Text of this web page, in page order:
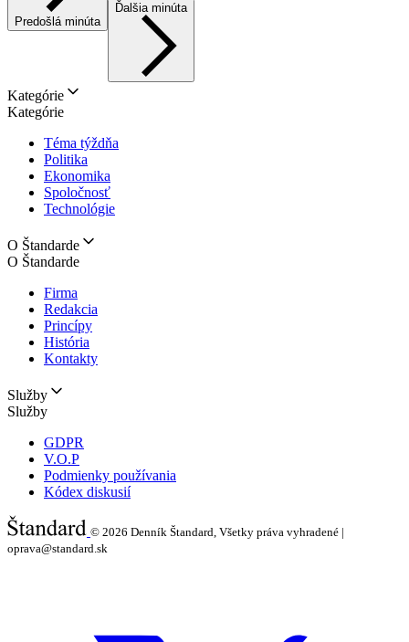
Predošlá minúta
Ďalšia minúta
Kategórie
Kategórie
Téma týždňa
Politika
Ekonomika
Spoločnosť
Technológie
O Štandarde
O Štandarde
Firma
Redakcia
Princípy
História
Kontakty
Služby
Služby
GDPR
V.O.P
Podmienky používania
Kódex diskusií
© 2026 Denník Štandard, Všetky práva vyhradené |
oprava@standard.sk